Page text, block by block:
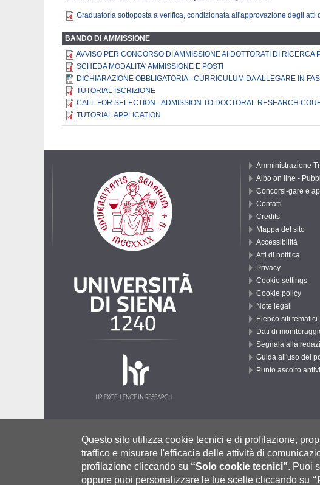
Graduatoria sottoposta a verifica, condizionata all'approvazione degli atti
BANDO DI AMMISSIONE
AVVISO PER CONCORSO DI AMMISSIONE AI DOTTORATI DI RICERCA
SCHEDA MODALITA' AMMISSIONE E POSTI
DICHIARAZIONE OBBLIGATORIA - CURRICULUM DA ALLEGARE IN
TUTORIAL ISCRIZIONE
CALL FOR SELECTION - ADMISSION TO DOCTORAL RESEARCH
TUTORIAL APPLICATION
Amministrazione
Albo on line -
Concorsi-gare e
Contatti
Credits
Mappa del sito
Accessibilità
Atti di notifica
Privacy
Cookie settings
Cookie policy
Note legali
Elenco siti tematici
Dati di
Segnala alla
Guida all'uso del
Punto ascolto
P.IVA 00273530527 | C.F. 80002070524 |Modalità di pagamento|Caselle Pec:
Contatti:urp@unisi.it - URP - Ufficio Relazioni con il Pubblico Tel. 0577 235555
Questo sito utilizza cookie tecnici e di profilazione,
traffico e misurare l'efficacia delle attività di
profilazione cliccando su “Solo cookie tecnici”. Puoi
oppure puoi personalizzare le tue scelte cliccando su